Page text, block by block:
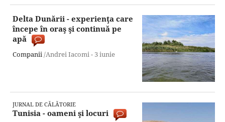
Delta Dunării - experienţa care
începe în oraş şi continuă pe
apă
Companii/Andrei Iacomi - 3 iunie
JURNAL DE CĂLĂTORIE
Tunisia - oameni şi locuri